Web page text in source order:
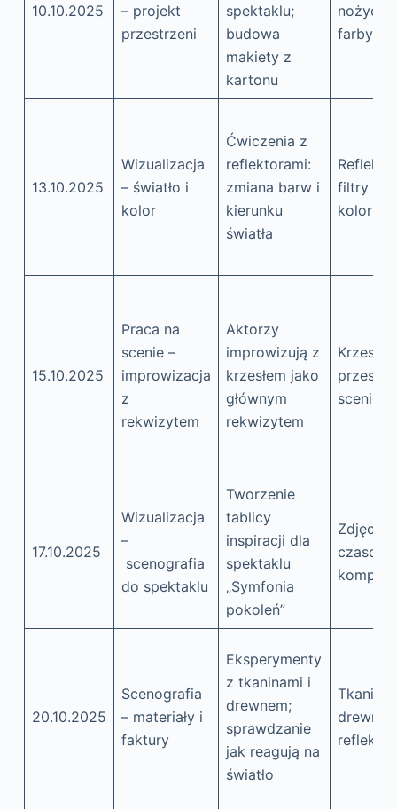
10.10.2025
– projekt
przestrzeni
spektaklu;
budowa
makiety z
kartonu
farby
13.10.2025
Wizualizacja
– światło i
kolor
Ćwiczenia z
reflektorami:
zmiana barw i
kierunku
światła
filtry
15.10.2025
Praca na
scenie –
improwizacja
z
rekwizytem
Aktorzy
improwizują z
krzesłem jako
głównym
rekwizytem
Krzesło,
17.10.2025
Wizualizacja
–
scenografia
do spektaklu
Tworzenie
tablicy
inspiracji dla
spektaklu
„Symfonia
pokoleń”
Zdjęcia,
20.10.2025
Scenografia
– materiały i
faktury
Eksperymenty
z tkaninami i
drewnem;
sprawdzanie
jak reagują na
światło
Tkaniny,
drewno,